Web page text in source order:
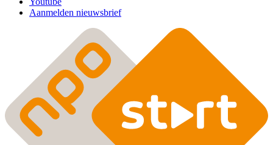
Aanmelden nieuwsbrief